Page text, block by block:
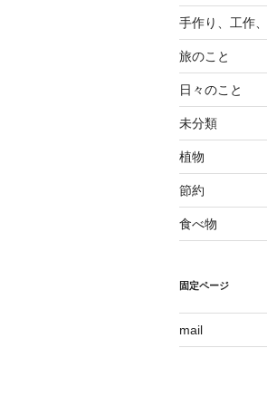
手作り、工作
旅のこと
日々のこと
未分類
植物
節約
食べ物
固定ページ
mail